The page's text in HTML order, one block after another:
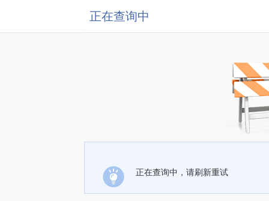
正在查询中
正在查询中，请刷新重试